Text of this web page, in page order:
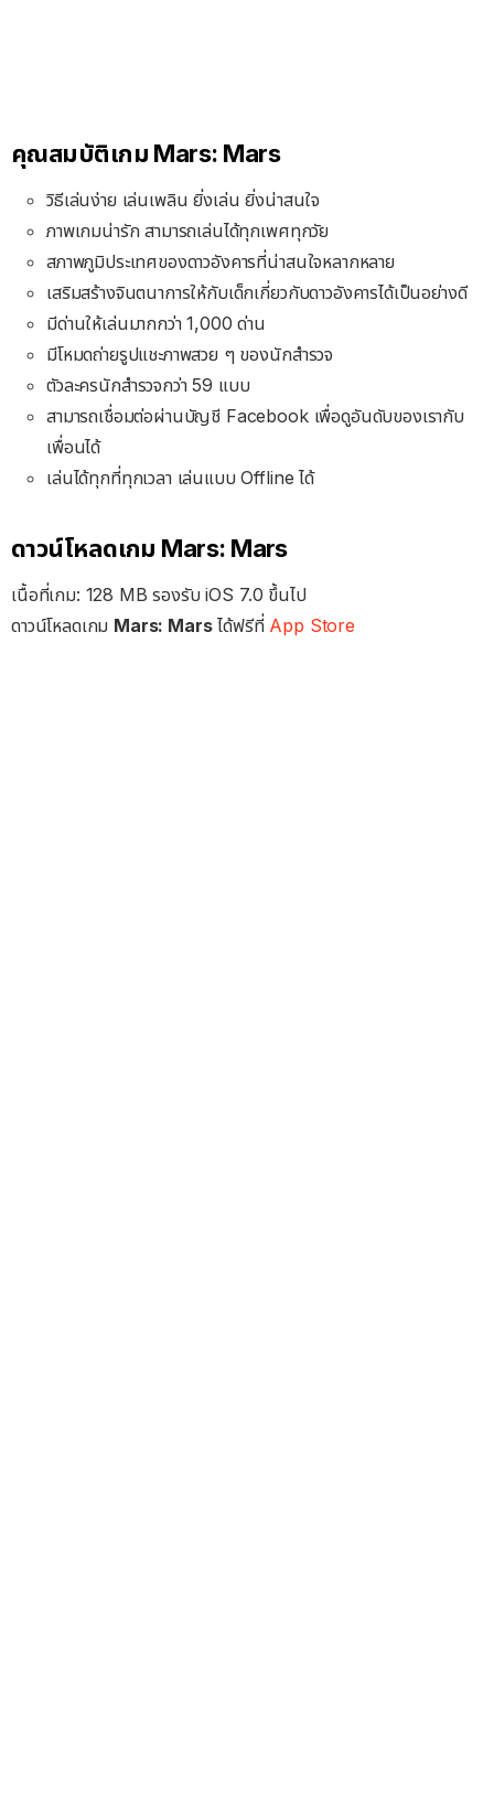
คุณสมบัติเกม Mars: Mars
วิธีเล่นง่าย เล่นเพลิน ยิ่งเล่น ยิ่งน่าสนใจ
ภาพเกมน่ารัก สามารถเล่นได้ทุกเพศทุกวัย
สภาพภูมิประเทศของดาวอังคารที่น่าสนใจหลากหลาย
เสริมสร้างจินตนาการให้กับเด็กเกี่ยวกับดาวอังคารได้เป็นอย่างดี
มีด่านให้เล่นมากกว่า 1,000 ด่าน
มีโหมดถ่ายรูปแชะภาพสวย ๆ ของนักสำรวจ
ตัวละครนักสำรวจกว่า 59 แบบ
สามารถเชื่อมต่อผ่านบัญชี Facebook เพื่อดูอันดับของเรากับ
เพื่อนได้
เล่นได้ทุกที่ทุกเวลา เล่นแบบ Offline ได้
ดาวน์โหลดเกม Mars: Mars
เนื้อที่เกม: 128 MB รองรับ iOS 7.0 ขึ้นไป
ดาวน์โหลดเกม Mars: Marsได้ฟรีที่ App Store